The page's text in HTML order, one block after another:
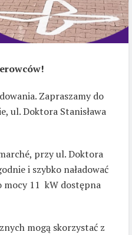
Zapraszamy do
ul. Doktora Stanisława
przy ul. Doktora
i szybko naładować
mocy 11 kW dostępna
mogą skorzystać z